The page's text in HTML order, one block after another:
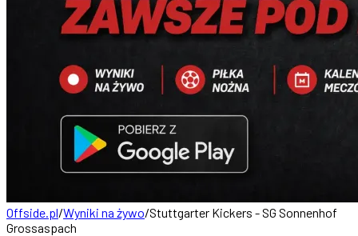
Offside.pl/Wyniki na żywo/Stuttgarter Kickers - SG Sonnenhof
Grossaspach